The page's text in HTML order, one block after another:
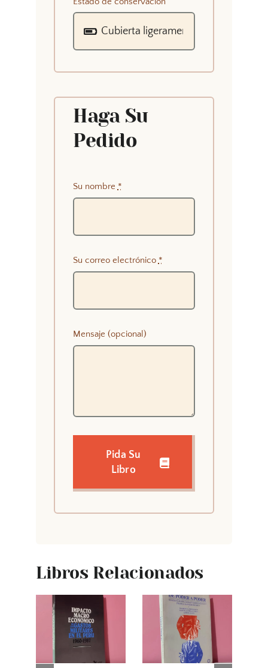
Haga Su
Pedido
Su nombre *
Su correo electrónico *
Mensaje (opcional)
Pida Su
Libro
Libros Relacionados